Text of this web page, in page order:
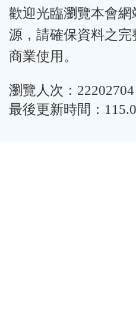
歡迎光臨瀏覽本會
源，請確保資料之
商業使用。
瀏覽人次：22202704
最後更新時間：